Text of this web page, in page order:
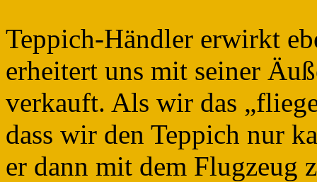
Teppich-Händler erwirkt
erheitert uns mit seiner
verkauft. Als wir das
dass wir den Teppich nur
er dann mit dem Flugzeug